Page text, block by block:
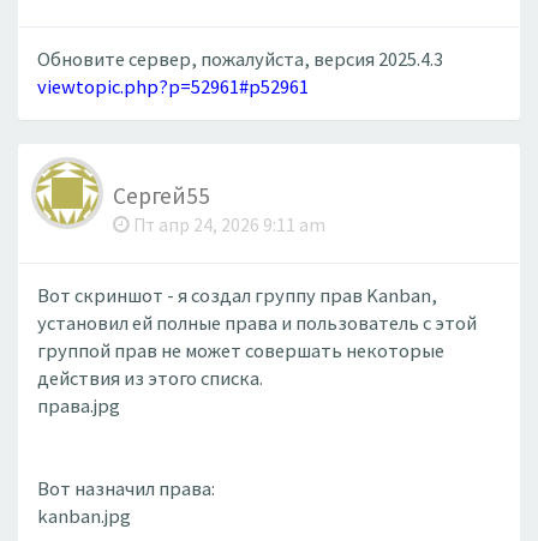
Обновите сервер, пожалуйста, версия 2025.4.3
viewtopic.php?p=52961#p52961
Сергей55
Пт апр 24, 2026 9:11 am
Вот скриншот - я создал группу прав Kanban,
установил ей полные права и пользователь с этой
группой прав не может совершать некоторые
действия из этого списка.
права.jpg
Вот назначил права:
kanban.jpg